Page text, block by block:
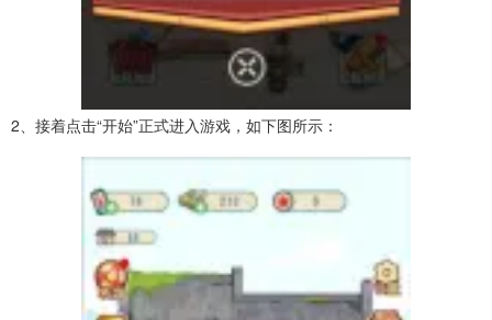
2、接着点击“开始”正式进入游戏，如下图所示：